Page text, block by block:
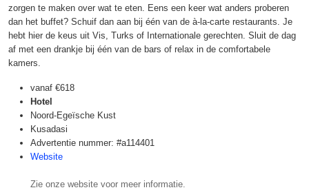
zorgen te maken over wat te eten. Eens een keer wat anders proberen
dan het buffet? Schuif dan aan bij één van de à-la-carte restaurants. Je
hebt hier de keus uit Vis, Turks of Internationale gerechten. Sluit de dag
af met een drankje bij één van de bars of relax in de comfortabele
kamers.
vanaf €618
Hotel
Noord-Egeïsche Kust
Kusadasi
Advertentie nummer: #a114401
Website
Zie onze website voor meer informatie.